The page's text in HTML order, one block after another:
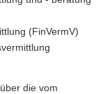
(FinVermV)
die vom